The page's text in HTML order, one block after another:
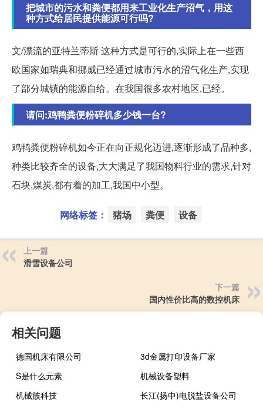
把城市的污水和粪便都用来工业化生产沼气，用这
种方式给居民提供能源可行吗?
文/漂流的亚特兰蒂斯 这种方式是可行的,实际上在一些西
欧国家如瑞典和挪威已经通过城市污水的沼气化生产,实现
了部分城镇的能源自给。在我国很多农村地区,已经。
请问:鸡鸭粪便粉碎机多少钱一台?
鸡鸭粪便粉碎机如今正在向正规化迈进,逐渐形成了品种多,
种类比较齐全的设备,大大满足了我国物料行业的需求,针对
石块,煤炭,都有着的加工,我国中小型。
网络标签： 猪场 粪便 设备
上一篇
滑雪设备公司
下一篇
国内性价比高的数控机床
相关问题
德国机床有限公司
3d金属打印设备厂家
S是什么元素
机械设备塑料
机械族科技
长江(扬中)电脱盐设备公司